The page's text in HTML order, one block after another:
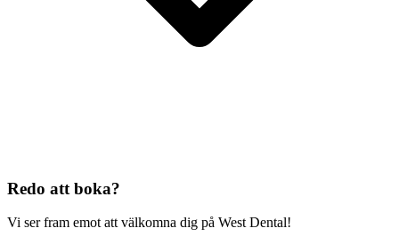
Redo att boka?
Vi ser fram emot att välkomna dig på West Dental!